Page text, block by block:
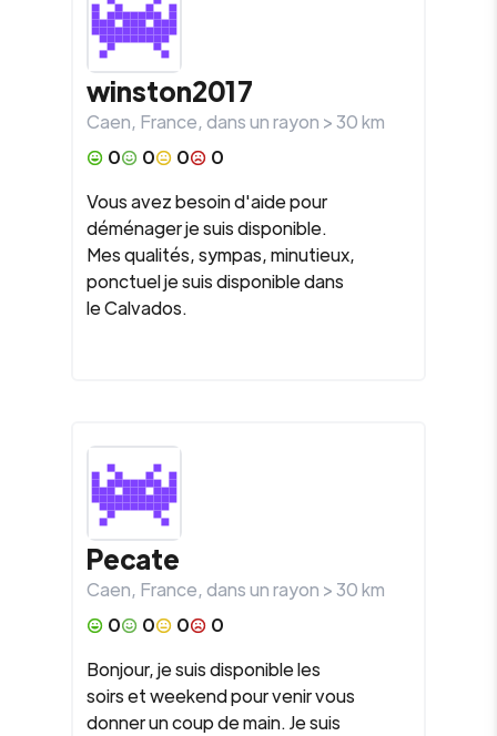
winston2017
Caen, France, dans un rayon >30km
0
0 0
0
Vous avez besoin d'aide pour
déménager je suis disponible.
Mes qualités, sympas, minutieux,
ponctuel je suis disponible dans
le Calvados.
Pecate
Caen, France, dans un rayon >30km
0
0 0
0
Bonjour, je suis disponible les
soirs et weekend pour venir vous
donner un coup de main. Je suis